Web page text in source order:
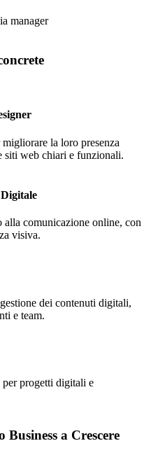
la loro presenza
siti web chiari e funzionali.
comunicazione online, con
visiva.
dei contenuti digitali,
e team.
progetti digitali e
a Crescere